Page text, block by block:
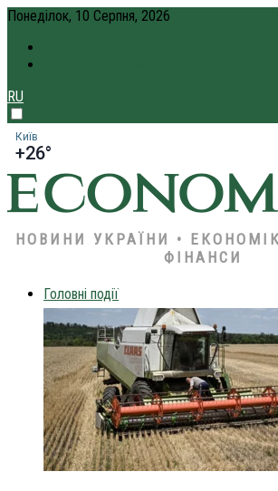
Понеділок, 10 Серпня, 2026
RU
Київ
+26°
НОВИНИ УКРАЇНИ •
ФІНАНСИ
Головні події